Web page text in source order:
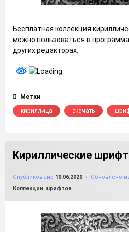
Бесплатная коллекция
можно пользоваться в
других редакторах.
Метки
кириллица
скачать
Кириллические
Опубликовано 10.06.2020 Обновлено
Рубрики:
Коллекции шрифтов